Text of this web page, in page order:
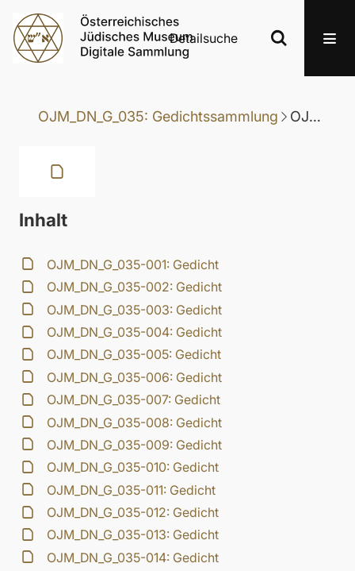
Detailsuche
OJM_DN_G_035: Gedichtssammlung OJM_DN_G_035-048: Gedicht
Inhalt
OJM_DN_G_035-001: Gedicht
OJM_DN_G_035-002: Gedicht
OJM_DN_G_035-003: Gedicht
OJM_DN_G_035-004: Gedicht
OJM_DN_G_035-005: Gedicht
OJM_DN_G_035-006: Gedicht
OJM_DN_G_035-007: Gedicht
OJM_DN_G_035-008: Gedicht
OJM_DN_G_035-009: Gedicht
OJM_DN_G_035-010: Gedicht
OJM_DN_G_035-011: Gedicht
OJM_DN_G_035-012: Gedicht
OJM_DN_G_035-013: Gedicht
OJM_DN_G_035-014: Gedicht